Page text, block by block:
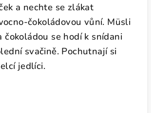
a nechte se zlákat
čokoládovou vůní. Müsli
čokoládou se hodí k snídani
svačině. Pochutnají si
jedlíci.